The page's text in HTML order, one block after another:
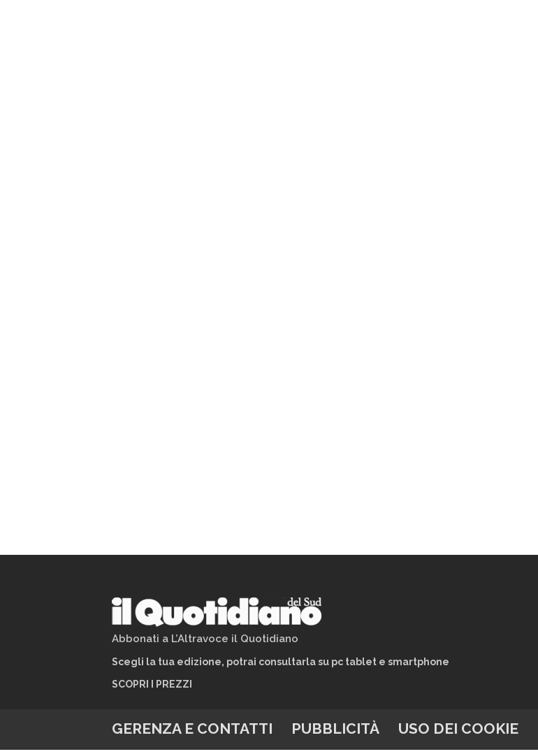
Abbonati a L’Altravoce il Quotidiano
Scegli la tua edizione, potrai consultarla su pc tablet e smartphone
SCOPRI I PREZZI
GERENZA E CONTATTI PUBBLICITÀ USO DEI COOKIE